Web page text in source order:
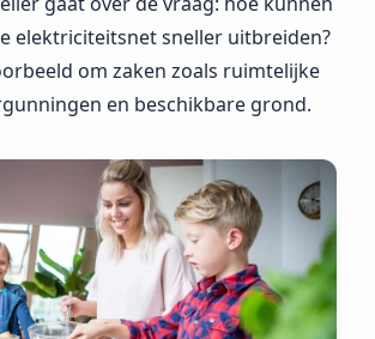
elektriciteitsnet sneller uitbreiden?
om zaken zoals ruimtelijke
en beschikbare grond.